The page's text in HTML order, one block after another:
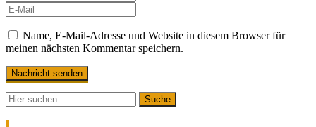
Name, E-Mail-Adresse und Website in diesem Browser für
meinen nächsten Kommentar speichern.